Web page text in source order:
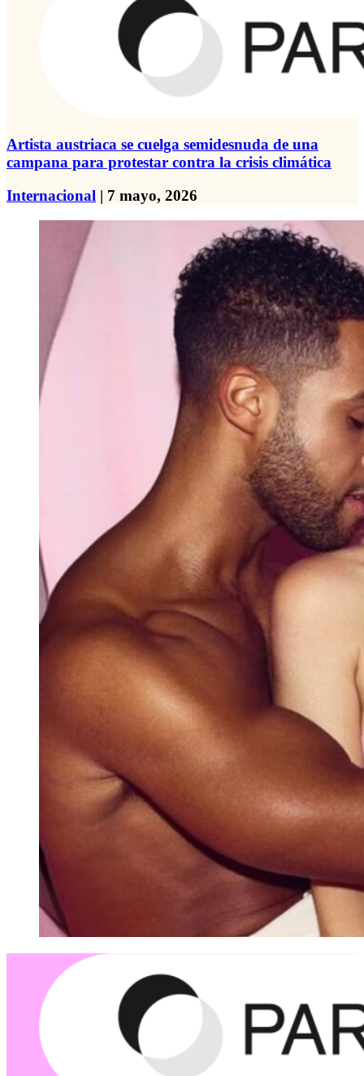
Artista austriaca se cuelga semidesnuda de una
campana para protestar contra la crisis climática
Internacional | 7 mayo, 2026